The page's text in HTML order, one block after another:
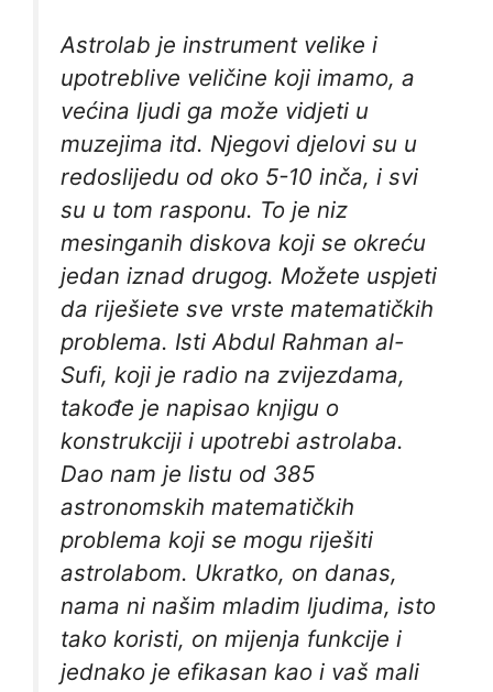
Astrolab je instrument velike i
upotreblive veličine koji imamo, a
većina ljudi ga može vidjeti u
muzejima itd. Njegovi djelovi su u
redoslijedu od oko 5-10 inča, i svi
su u tom rasponu. To je niz
mesinganih diskova koji se okreću
jedan iznad drugog. Možete uspjeti
da riješiete sve vrste matematičkih
problema. Isti Abdul Rahman al-
Sufi, koji je radio na zvijezdama,
takođe je napisao knjigu o
konstrukciji i upotrebi astrolaba.
Dao nam je listu od 385
astronomskih matematičkih
problema koji se mogu riješiti
astrolabom. Ukratko, on danas,
nama ni našim mladim ljudima, isto
tako koristi, on mijenja funkcije i
jednako je efikasan kao i vaš mali